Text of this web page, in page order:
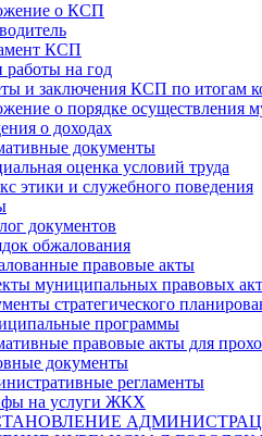
о КСП
КСП
работы на год
и заключения КСП по итогам
о порядке осуществления
о доходах
документы
оценка условий труда
этики и служебного поведения
документов
обжалования
правовые акты
муниципальных правовых
стратегического
программы
правовые акты для
документы
регламенты
на услуги ЖКХ